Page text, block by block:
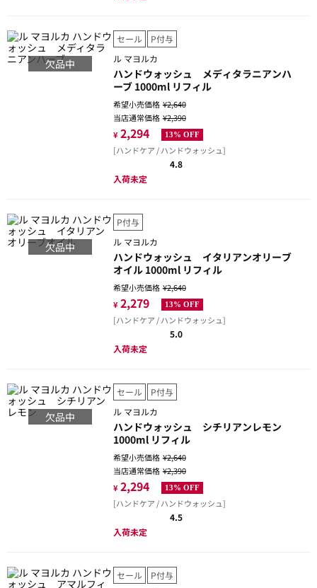
欠品中
セール
P付与
ル マヨルカ
ハンドウォッシュ メディタラニアンハ
ーブ 1000ml リフィル
希望小売価格¥2,640
当店通常価格¥2,390
¥ 2,294 13% OFF
[ハンドケア / ハンドウォッシュ]
4.8
入荷未定
欠品中
P付与
ル マヨルカ
ハンドウォッシュ イタリアンオリーブ
オイル 1000ml リフィル
希望小売価格¥2,640
¥ 2,279 13% OFF
[ハンドケア / ハンドウォッシュ]
5.0
入荷未定
欠品中
セール
P付与
ル マヨルカ
ハンドウォッシュ シチリアンレモン
1000ml リフィル
希望小売価格¥2,640
当店通常価格¥2,390
¥ 2,294 13% OFF
[ハンドケア / ハンドウォッシュ]
4.5
入荷未定
セール
P付与